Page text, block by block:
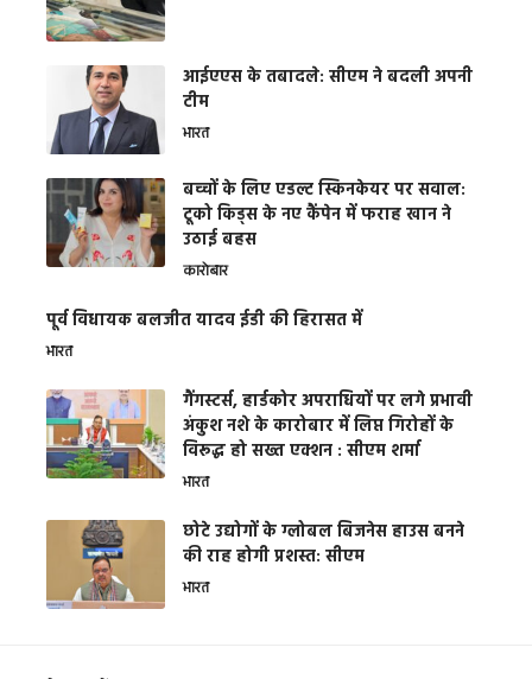
आईएएस के तबादले: सीएम ने बदली अपनी
टीम
भारत
बच्चों के लिए एडल्ट स्किनकेयर पर सवाल:
टूको किड्स के नए कैंपेन में फराह खान ने
उठाई बहस
कारोबार
पूर्व विधायक बलजीत यादव ईडी की हिरासत में
भारत
गैंगस्टर्स, हार्डकोर अपराधियों पर लगे प्रभावी
अंकुश नशे के कारोबार में लिप्त गिरोहों के
विरूद्ध हो सख्त एक्शन : सीएम शर्मा
भारत
छोटे उद्योगों के ग्लोबल बिजनेस हाउस बनने
की राह होगी प्रशस्त: सीएम
भारत